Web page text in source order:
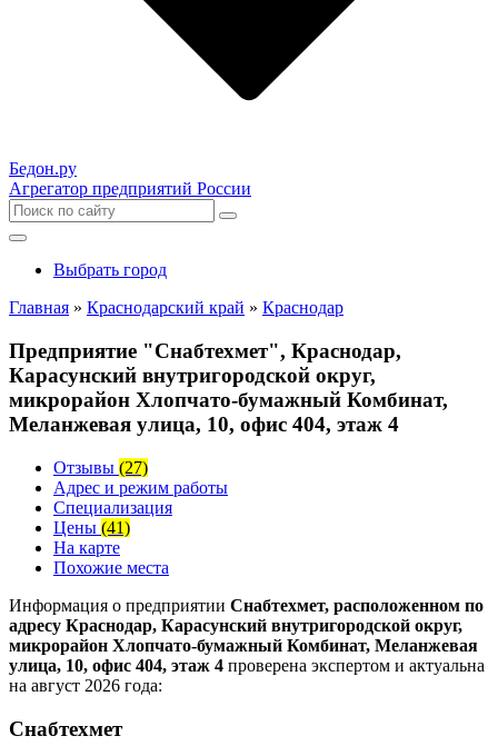
Бедон.ру
Агрегатор предприятий России
Выбрать город
Главная » Краснодарский край » Краснодар
Предприятие "Снабтехмет", Краснодар,
Карасунский внутригородской округ,
микрорайон Хлопчато-бумажный Комбинат,
Меланжевая улица, 10, офис 404, этаж 4
Отзывы (27)
Адрес и режим работы
Специализация
Цены (41)
На карте
Похожие места
Информация о предприятии Снабтехмет, расположенном по
адресу Краснодар, Карасунский внутригородской округ,
микрорайон Хлопчато-бумажный Комбинат, Меланжевая
улица, 10, офис 404, этаж 4 проверена экспертом и актуальна
на август 2026 года:
Снабтехмет